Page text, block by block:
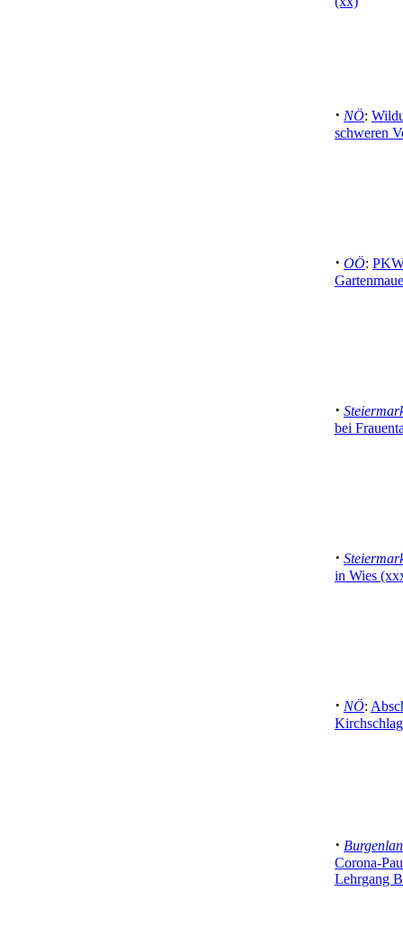
· NÖ:
schweren
· OÖ:
·
bei
·
in Wies
· NÖ:
·
Corona-
Lehrgang